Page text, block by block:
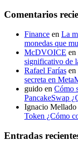
Comentarios
Finance en La
monedas que
McDVOICE en
significativo de
Rafael Farías en
secreta en
guido en Cómo
PancakeSwap
Ignacio Mellado
Token ¿Cómo
Entradas